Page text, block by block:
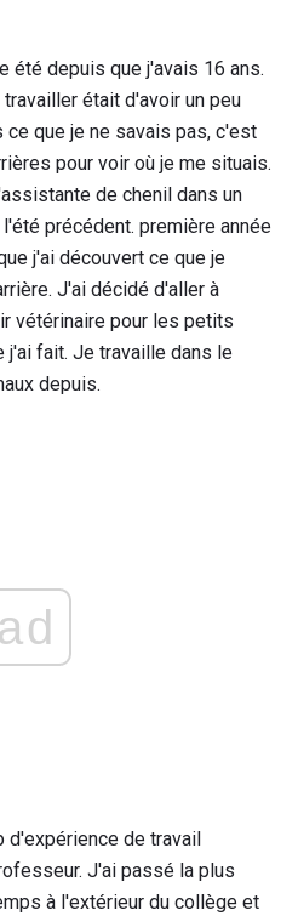
été depuis que j'avais 16 ans.
était d'avoir un peu
ce que je ne savais pas, c'est
pour voir où je me situais.
de chenil dans un
précédent. première année
j'ai découvert ce que je
J'ai décidé d'aller à
vétérinaire pour les petits
j'ai fait. Je travaille dans le
depuis.
ad
d'expérience de travail
J'ai passé la plus
à l'extérieur du collège et